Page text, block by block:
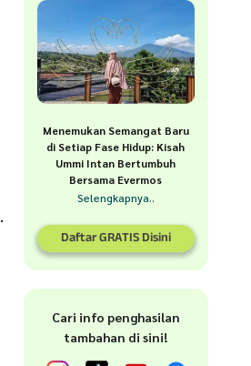
Menemukan Semangat Baru
di Setiap Fase Hidup: Kisah
Ummi Intan Bertumbuh
Bersama Evermos
Selengkapnya..
Daftar GRATIS Disini
Cari info penghasilan
tambahan di sini!